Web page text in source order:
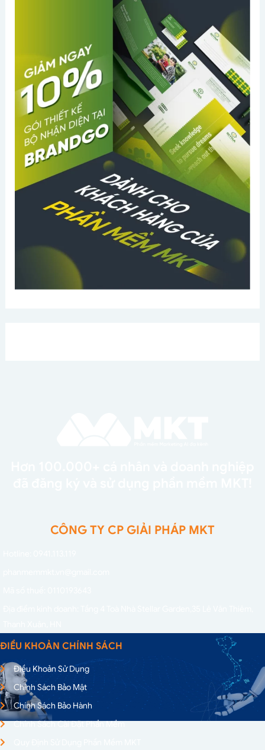
CÔNG TY CP GIẢI PHÁP MKT
ĐIỀU KHOẢN CHÍNH SÁCH
Điều Khoản Sử Dụng
Chính Sách Bảo Mật
Chính Sách Bảo Hành
Chính Sách Cài Đặt Phần Mềm